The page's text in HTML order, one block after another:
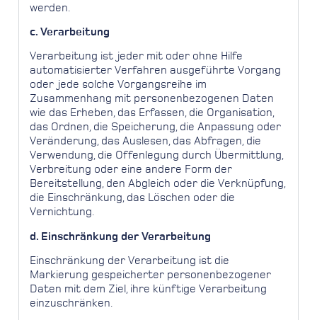
werden.
c. Verarbeitung
Verarbeitung ist jeder mit oder ohne Hilfe
automatisierter Verfahren ausgeführte Vorgang
oder jede solche Vorgangsreihe im
Zusammenhang mit personenbezogenen Daten
wie das Erheben, das Erfassen, die Organisation,
das Ordnen, die Speicherung, die Anpassung oder
Veränderung, das Auslesen, das Abfragen, die
Verwendung, die Offenlegung durch Übermittlung,
Verbreitung oder eine andere Form der
Bereitstellung, den Abgleich oder die Verknüpfung,
die Einschränkung, das Löschen oder die
Vernichtung.
d. Einschränkung der Verarbeitung
Einschränkung der Verarbeitung ist die
Markierung gespeicherter personenbezogener
Daten mit dem Ziel, ihre künftige Verarbeitung
einzuschränken.